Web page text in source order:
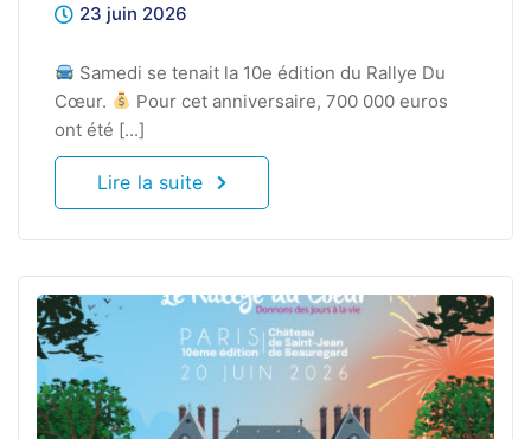
23 juin 2026
Samedi se tenait la 10e édition du Rallye Du
Cœur.
Pour cet anniversaire, 700 000 euros
ont été [...]
Lire la suite